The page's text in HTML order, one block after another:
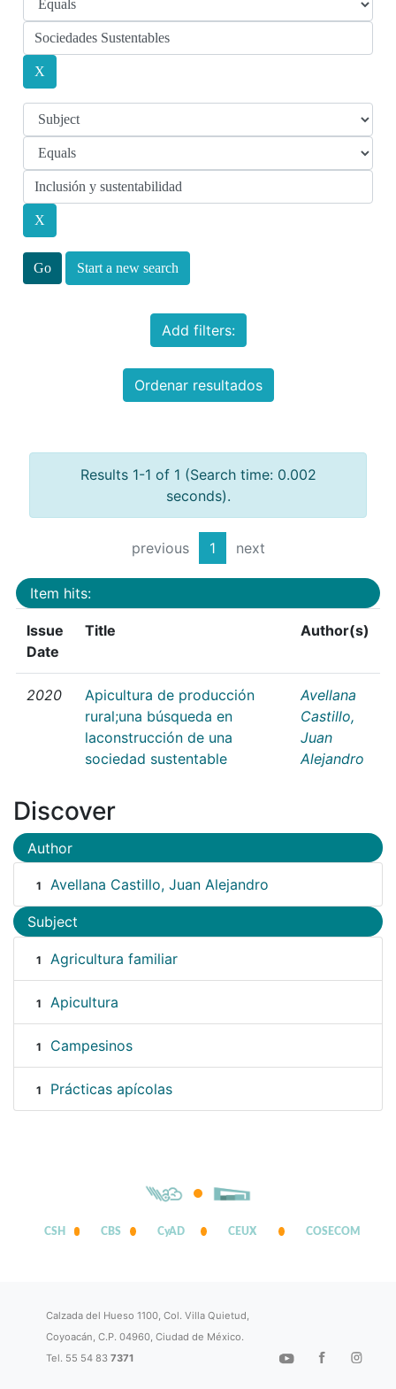
Start a new search
Add filters:
Ordenar resultados
Results 1-1 of 1 (Search time: 0.002
seconds).
previous 1 next
Item hits:
Issue
Date
Title Author(s)
2020
Apicultura de producción
rural;una búsqueda en
laconstrucción de una
sociedad sustentable
Avellana
Castillo,
Juan
Alejandro
Discover
Author
1 Avellana Castillo, Juan Alejandro
Subject
1 Agricultura familiar
1 Apicultura
1 Campesinos
1 Prácticas apícolas
CSH CBS CyAD CEUX COSECOM
Calzada del Hueso 1100, Col. Villa Quietud,
Coyoacán, C.P. 04960, Ciudad de México.
Tel. 55 54 837371